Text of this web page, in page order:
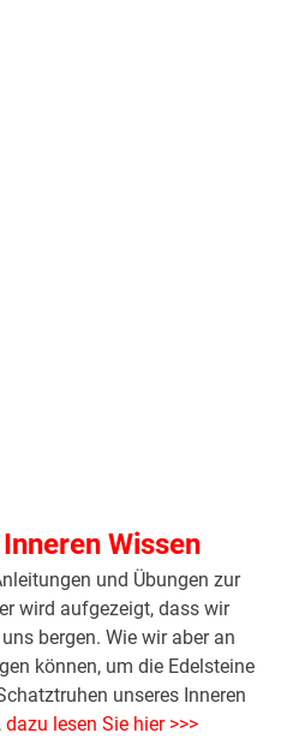
Wissen
und Übungen zur
wird aufgezeigt, dass wir
bergen. Wie wir aber an
können, um die Edelsteine
unseres Inneren
dazu lesen Sie hier >>>